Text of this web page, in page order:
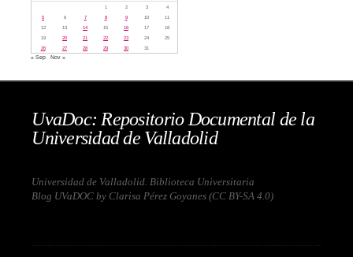
1 2 3
4
5
6 7 8 9 10
11
12
13 14 15 16 17
18
19
20 21 22 23 24
25
26
27 28 29 30 31
« Sep Nov »
UvaDoc: Repositorio Documental de la
Universidad de Valladolid
Universidad de Valladolid. Biblioteca Universitaria
Blog UVaDOC by Clarisa Pérez Goyanes (CC BY-SA 4.0)